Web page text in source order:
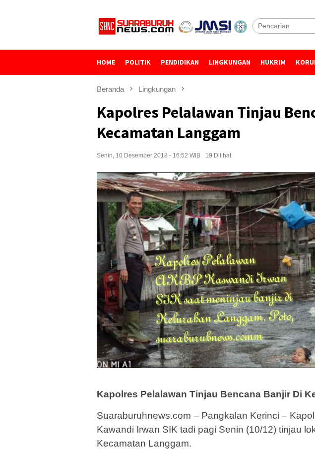
HOME POLITIK PENDIDIKAN LINGKUNGAN HUKRIM
Beranda Lingkungan
Kapolres Pelalawan Tinjau
Kecamatan Langgam
Senin, 10 Desember 2018 - 16:52 WIB 19 Dilihat
Kapolres Pelalawan Tinjau Bencana Banjir Di
Suaraburuhnews.com – Pangkalan Kerinci –
Kawandi Irwan SIK tadi pagi Senin (10/12) tinjau
Kecamatan Langgam.